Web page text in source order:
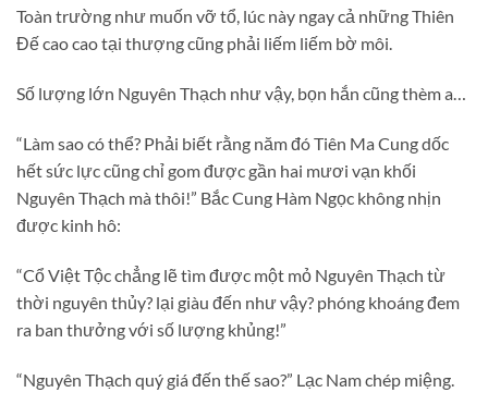
Toàn trường như muốn vỡ tổ, lúc này ngay cả những Thiên
Đế cao cao tại thượng cũng phải liếm liếm bờ môi.
Số lượng lớn Nguyên Thạch như vậy, bọn hắn cũng thèm a…
“Làm sao có thể? Phải biết rằng năm đó Tiên Ma Cung dốc
hết sức lực cũng chỉ gom được gần hai mươi vạn khối
Nguyên Thạch mà thôi!” Bắc Cung Hàm Ngọc không nhịn
được kinh hô:
“Cổ Việt Tộc chẳng lẽ tìm được một mỏ Nguyên Thạch từ
thời nguyên thủy? lại giàu đến như vậy? phóng khoáng đem
ra ban thưởng với số lượng khủng!”
“Nguyên Thạch quý giá đến thế sao?” Lạc Nam chép miệng.